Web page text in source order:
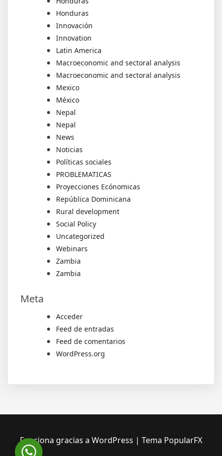
Honduras
Innovación
Innovation
Latin America
Macroeconomic and sectoral analysis
Macroeconomic and sectoral analysis
Mexico
México
Nepal
Nepal
News
Noticias
Políticas sociales
PROBLEMATICAS
Proyecciones Ecónomicas
República Dominicana
Rural development
Social Policy
Uncategorized
Webinars
Zambia
Zambia
Meta
Acceder
Feed de entradas
Feed de comentarios
WordPress.org
Funciona gracias a WordPress | Tema PopularFX